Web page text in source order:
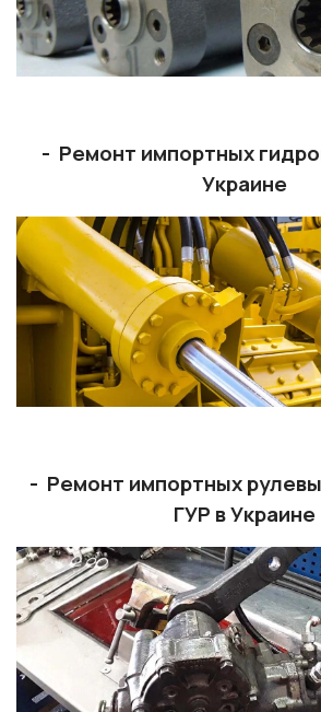
- Ремонт импортных
Украине
- Ремонт импортных
ГУР в Украине